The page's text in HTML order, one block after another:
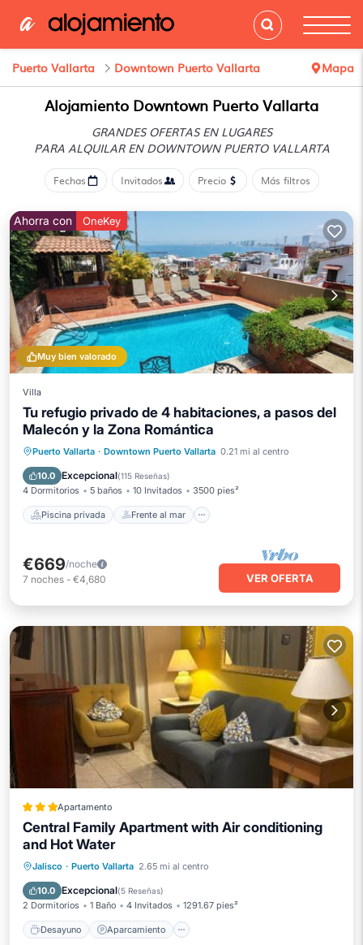
Puerto Vallarta Downtown Puerto Vallarta Mapa
Alojamiento Downtown Puerto Vallarta
GRANDES OFERTAS EN LUGARES
PARA ALQUILAR EN DOWNTOWN PUERTO VALLARTA
Fechas Invitados Precio Más filtros
Muy bien valorado
Ahorra con OneKey
Villa
Tu refugio privado de 4 habitaciones, a pasos del
Malecón y la Zona Romántica
Puerto Vallarta · Downtown Puerto Vallarta 0.21 mi al centro
10.0 Excepcional(115 Reseñas)
4 Dormitorios 5 baños 10 Invitados 3500 pies²
Piscina privada Frente al mar
Piscina privada
Frente al mar
Bañera de hidromasaje
€669/noche
7 noches - €4,680 VER OFERTA
Apartamento
Central Family Apartment with Air conditioning
and Hot Water
Jalisco · Puerto Vallarta 2.65 mi al centro
10.0 Excepcional(5 Reseñas)
2 Dormitorios 1 Baño 4 Invitados 1291.67 pies²
Desayuno Aparcamiento
Desayuno
Aparcamiento
Aire acondicionado